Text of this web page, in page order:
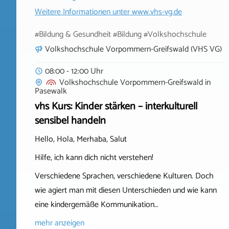
Weitere Informationen unterwww.vhs-vg.de
#Bildung & Gesundheit #Bildung #Volkshochschule
Volkshochschule Vorpommern-Greifswald (VHS VG)
08:00 - 12:00 Uhr
Volkshochschule Vorpommern-Greifswaldin
Pasewalk
vhs Kurs: Kinder stärken – interkulturell
sensibel handeln
Hello, Hola, Merhaba, Salut
Hilfe, ich kann dich nicht verstehen!
Verschiedene Sprachen, verschiedene Kulturen. Doch
wie agiert man mit diesen Unterschieden und wie kann
eine kindergemäße Kommunikation…
mehr anzeigen